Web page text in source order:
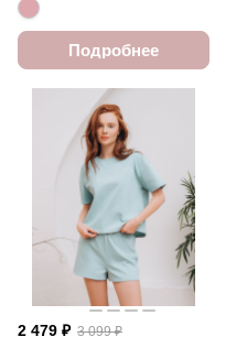
Подробнее
2 479 ₽ 3 099 ₽